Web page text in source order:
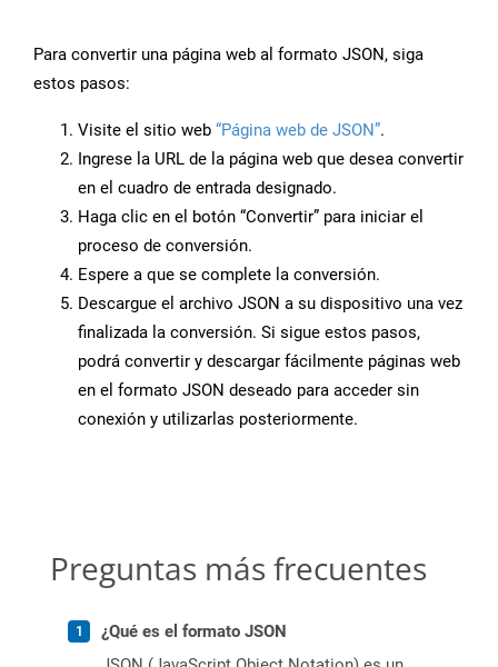
Para convertir una página web al formato JSON, siga
estos pasos:
Visite el sitio web “Página web de JSON”.
Ingrese la URL de la página web que desea convertir
en el cuadro de entrada designado.
Haga clic en el botón “Convertir” para iniciar el
proceso de conversión.
Espere a que se complete la conversión.
Descargue el archivo JSON a su dispositivo una vez
finalizada la conversión. Si sigue estos pasos,
podrá convertir y descargar fácilmente páginas web
en el formato JSON deseado para acceder sin
conexión y utilizarlas posteriormente.
Preguntas más frecuentes
¿Qué es el formato JSON